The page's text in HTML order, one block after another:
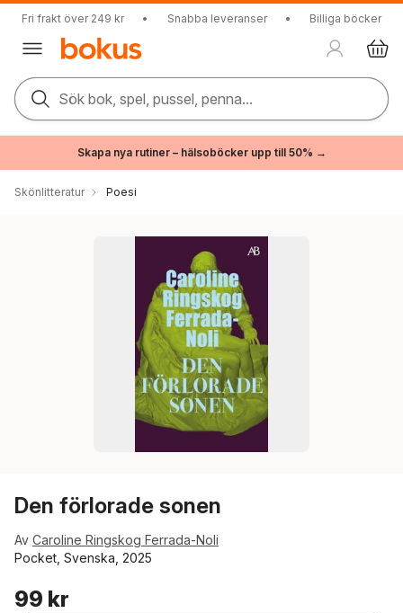
Fri frakt över 249 kr • Snabba leveranser • Billiga böcker
Sök bok, spel, pussel, penna...
Skapa nya rutiner – hälsoböcker upp till 50% →
Skönlitteratur Poesi
Den förlorade sonen
Av Caroline Ringskog Ferrada-Noli
Pocket, Svenska, 2025
99 kr